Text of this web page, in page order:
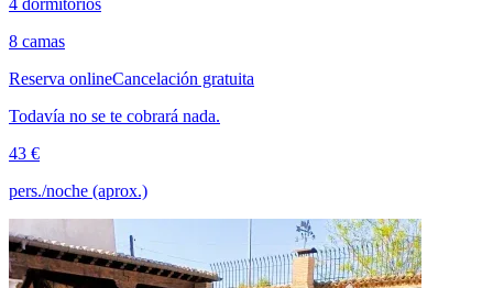
4 dormitorios
8 camas
Reserva onlineCancelación gratuita
Todavía no se te cobrará nada.
43 €
pers./noche (aprox.)